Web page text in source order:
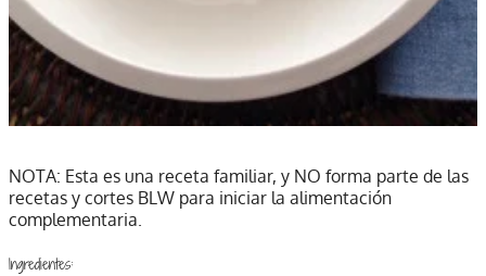
NOTA: Esta es una receta familiar, y NO forma parte de las
recetas y cortes BLW para iniciar la alimentación
complementaria.
Ingredientes: